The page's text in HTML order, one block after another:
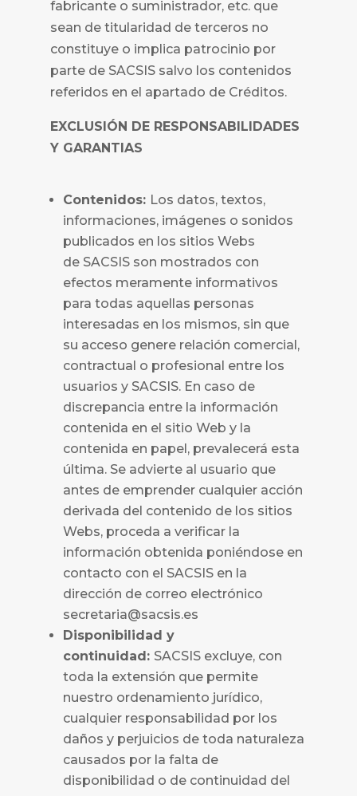
fabricante o suministrador, etc. que
sean de titularidad de terceros no
constituye o implica patrocinio por
parte de SACSIS salvo los contenidos
referidos en el apartado de Créditos.
EXCLUSIÓN DE RESPONSABILIDADES
Y GARANTIAS
Contenidos: Los datos, textos,
informaciones, imágenes o sonidos
publicados en los sitios Webs
de SACSISson mostrados con
efectos meramente informativos
para todas aquellas personas
interesadas en los mismos, sin que
su acceso genere relación comercial,
contractual o profesional entre los
usuarios y SACSIS. En caso de
discrepancia entre la información
contenida en el sitio Web y la
contenida en papel, prevalecerá esta
última. Se advierte al usuario que
antes de emprender cualquier acción
derivada del contenido de los sitios
Webs, proceda a verificar la
información obtenida poniéndose en
contacto con el SACSISen la
dirección de correo electrónico
secretaria@sacsis.es
Disponibilidad y
continuidad: SACSISexcluye, con
toda la extensión que permite
nuestro ordenamiento jurídico,
cualquier responsabilidad por los
daños y perjuicios de toda naturaleza
causados por la falta de
disponibilidad o de continuidad del